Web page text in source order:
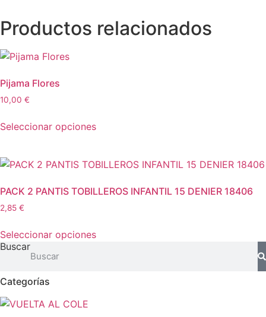
Productos relacionados
Pijama Flores
10,00 €
Seleccionar opcionesproducto
múltiples
Las
PACK 2 PANTIS TOBILLEROS INFANTIL 15 DENIER 18406
2,85 €
Seleccionar opcionesproducto
Buscar
Categorías